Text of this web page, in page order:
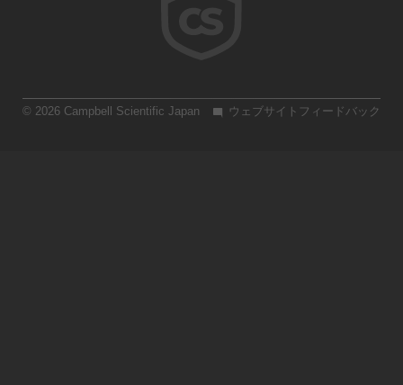
ウェブサイトフィードバック
© 2026 Campbell Scientific Japan